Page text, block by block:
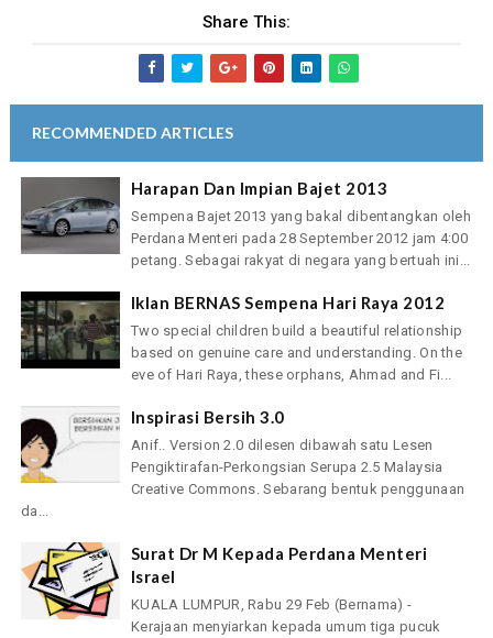
Share This:
RECOMMENDED ARTICLES
Harapan Dan Impian Bajet 2013
Sempena Bajet 2013 yang bakal dibentangkan oleh
Perdana Menteri pada 28 September 2012 jam 4:00
petang. Sebagai rakyat di negara yang bertuah ini...
Iklan BERNAS Sempena Hari Raya 2012
Two special children build a beautiful relationship
based on genuine care and understanding. On the
eve of Hari Raya, these orphans, Ahmad and Fi...
Inspirasi Bersih 3.0
Anif.. Version 2.0 dilesen dibawah satu Lesen
Pengiktirafan-Perkongsian Serupa 2.5 Malaysia
Creative Commons. Sebarang bentuk penggunaan
da...
Surat Dr M Kepada Perdana Menteri
Israel
KUALA LUMPUR, Rabu 29 Feb (Bernama) -
Kerajaan menyiarkan kepada umum tiga pucuk